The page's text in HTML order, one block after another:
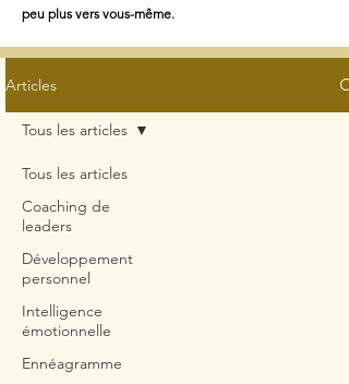
peu plus vers vous-même.
Articles
Tous les articles
Coaching de
leaders
Développement
personnel
Intelligence
émotionnelle
Ennéagramme
Tous les articles